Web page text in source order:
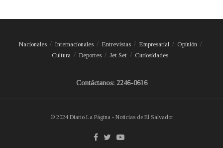
Nacionales Internacionales Entrevistas Empresarial
Opinión
Cultura
Deportes Jet Set Curiosidades
Contáctanos: 2246-0616
© 2024 Diario La Página - Noticias de El Salvador